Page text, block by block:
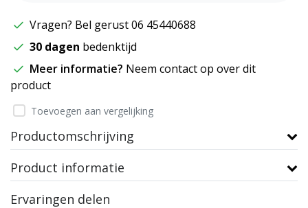
Vragen? Bel gerust 06 45440688
30 dagen bedenktijd
Meer informatie? Neem contact op over dit
product
Toevoegen aan vergelijking
Productomschrijving
Product informatie
Ervaringen delen